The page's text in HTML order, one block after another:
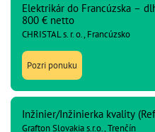
Elektrikár do Francúzska –
800 € netto
CHRISTAL s. r. o., Francúzsko
Pozri ponuku
Inžinier/Inžinierka kvality
Grafton Slovakia s.r.o., Trenčín